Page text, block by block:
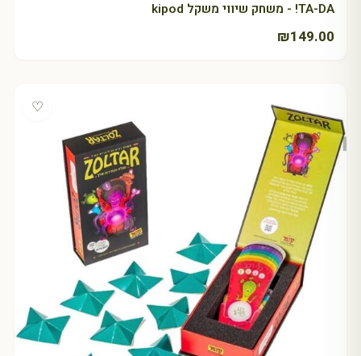
TA-DA! - משחק שיווי משקל kipod
₪149.00
♡